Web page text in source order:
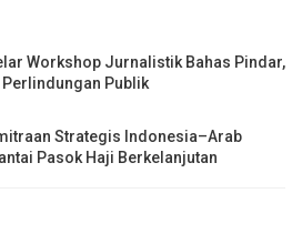
Workshop Jurnalistik Bahas Pindar,
Perlindungan Publik
Strategis Indonesia–Arab
Pasok Haji Berkelanjutan